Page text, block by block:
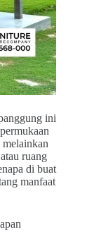
ini
melainkan
ruang
di buat
manfaat